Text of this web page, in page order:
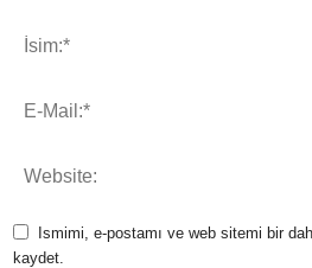
Ismimi, e-postamı ve web sitemi bir
kaydet.